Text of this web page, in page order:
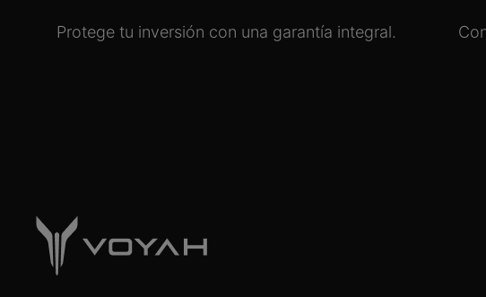
Protege tu inversión con una garantía integral.